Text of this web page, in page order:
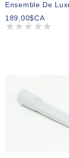
189,00$CA